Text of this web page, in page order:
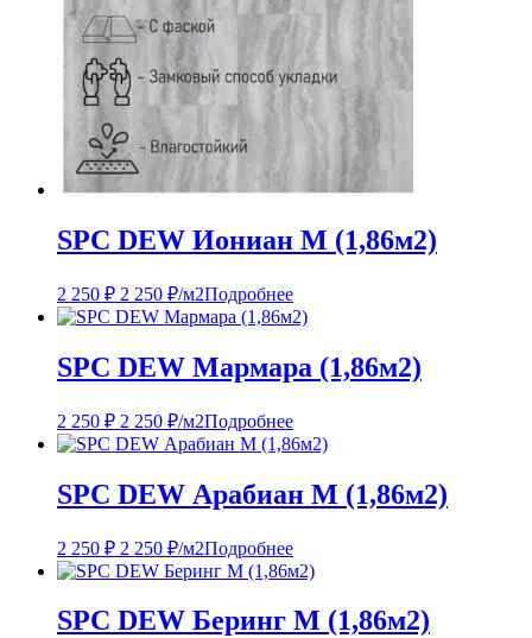
SPC DEW Иониан М (1,86м2)
2 250 ₽ 2 250 ₽/м2Подробнее
SPC DEW Мармара (1,86м2)
2 250 ₽ 2 250 ₽/м2Подробнее
SPC DEW Арабиан M (1,86м2)
2 250 ₽ 2 250 ₽/м2Подробнее
SPC DEW Беринг М (1,86м2)